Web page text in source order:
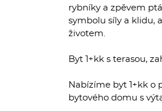
rybníky a zpěvem
symbolu síly a klidu,
životem.
Byt 1+kk s terasou,
Nabízíme byt 1+kk o
bytového domu s